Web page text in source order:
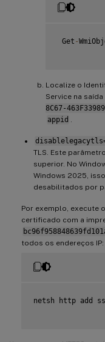
Get -
Localize o
Service na
8C67-
appid .
TLS. Este
superior. No
Windows 2025,
desabilitados por
Por exemplo, execute
certificado com a
todos os endereços IP:
netsh http add